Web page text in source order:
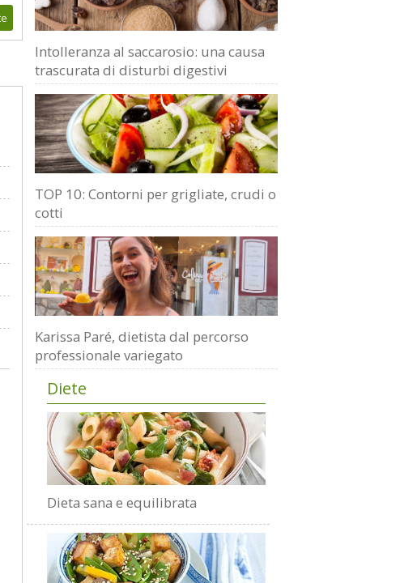
Intolleranza al saccarosio: una causa
trascurata di disturbi digestivi
TOP 10: Contorni per grigliate, crudi o
cotti
Karissa Paré, dietista dal percorso
professionale variegato
Diete
Dieta sana e equilibrata